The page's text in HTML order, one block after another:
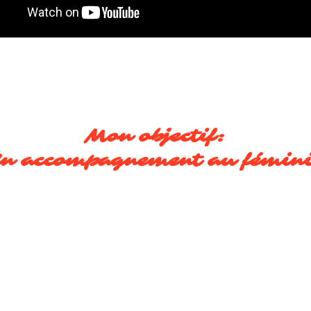
Mon objectif:
accompagnement au